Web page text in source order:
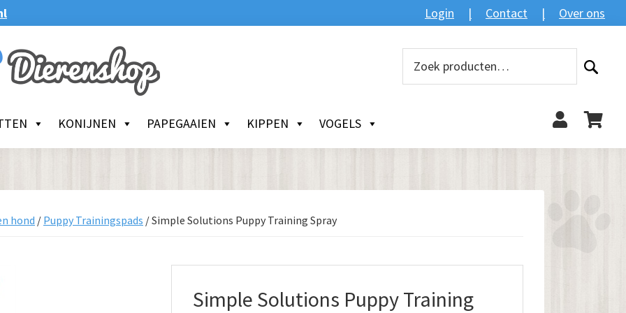
Login Contact Over ons
KONIJNEN PAPEGAAIEN KIPPEN VOGELS
Zoeken
hond / Puppy Trainingspads /Simple Solutions Puppy Training Spray
Simple Solutions Puppy Training